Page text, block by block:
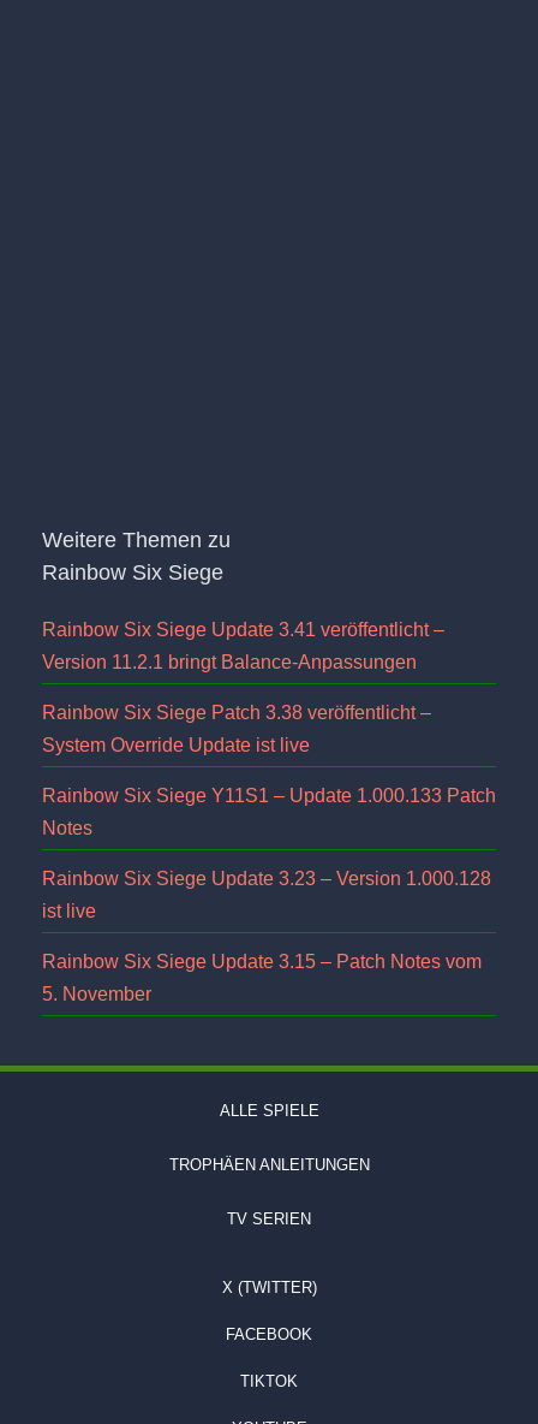
Weitere Themen zu
Rainbow Six Siege
Rainbow Six Siege Update 3.41 veröffentlicht –
Version 11.2.1 bringt Balance-Anpassungen
Rainbow Six Siege Patch 3.38 veröffentlicht –
System Override Update ist live
Rainbow Six Siege Y11S1 – Update 1.000.133 Patch
Notes
Rainbow Six Siege Update 3.23 – Version 1.000.128
ist live
Rainbow Six Siege Update 3.15 – Patch Notes vom
5. November
ALLE SPIELE
TROPHÄEN ANLEITUNGEN
TV SERIEN
X (TWITTER)
FACEBOOK
TIKTOK